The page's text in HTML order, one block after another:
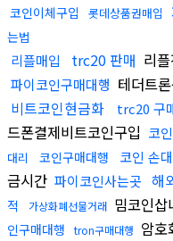
코인이체구입 롯데상품권매입
는법
리플매입 trc20 판매 리
파이코인구매대행 테더트
비트코인현금화
trc20 구
드폰결제비트코인구입 코
대리
코인구매대행 코인 손
금시간 파이코인사는곳 해
적
가상화폐선물거래 밈코인삽
인구매대행
tron구매대행 암호